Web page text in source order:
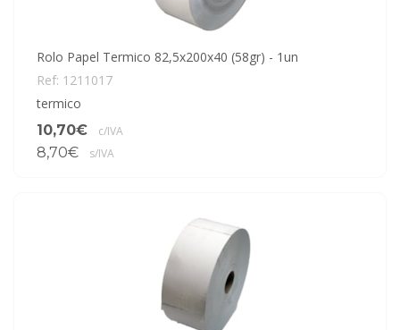
Rolo Papel Termico 82,5x200x40 (58gr) - 1un
Ref: 1211017
termico
10,70€
c/IVA
8,70€ s/IVA